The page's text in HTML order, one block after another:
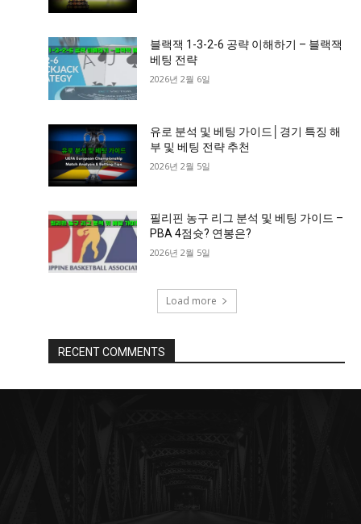
블랙잭 1-3-2-6 공략 이해하기 – 블랙잭
베팅 전략
2026년 2월 6일
유로 분석 및 베팅 가이드│경기 특징 해
부 및 베팅 전략 추천
2026년 2월 5일
필리핀 농구 리그 분석 및 베팅 가이드 –
PBA 4점슛? 연봉은?
2026년 2월 5일
Load more
RECENT COMMENTS